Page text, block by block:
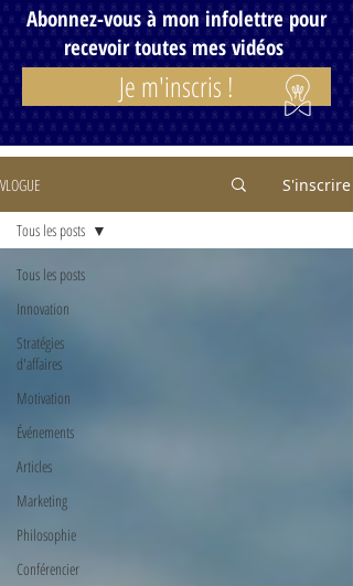
Abonnez-vous à mon infolettre pour
recevoir toutes mes vidéos
Je m'inscris !
VLOGUE S'inscrire
Tous les posts
Innovation
Stratégies
d'affaires
Motivation
Événements
Articles
Marketing
Philosophie
Conférencier
Tous les posts